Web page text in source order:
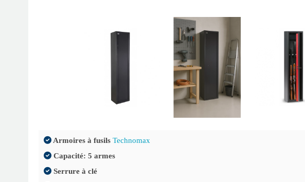
Armoires à fusils Technomax
Capacité: 5 armes
Serrure à clé